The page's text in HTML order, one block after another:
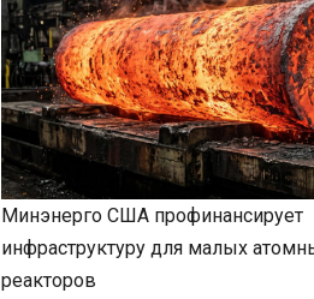
Минэнерго США профинансирует
инфраструктуру для малых
реакторов